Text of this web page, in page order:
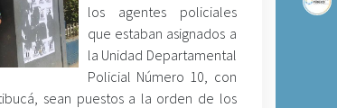
los agentes policiales
que estaban asignados a
la Unidad Departamental
Policial Número 10, con
sean puestos a la orden de los